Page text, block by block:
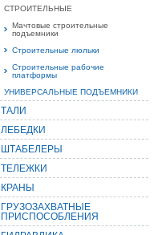
СТРОИТЕЛЬНЫЕ
Мачтовые строительные
подъемники
Строительные люльки
Строительные рабочие
платформы
УНИВЕРСАЛЬНЫЕ ПОДЪЕМНИКИ
ТАЛИ
ЛЕБЕДКИ
ШТАБЕЛЕРЫ
ТЕЛЕЖКИ
КРАНЫ
ГРУЗОЗАХВАТНЫЕ
ПРИСПОСОБЛЕНИЯ